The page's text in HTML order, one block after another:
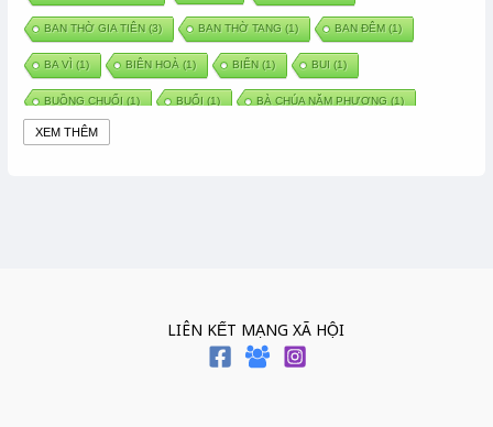
BAN THỜ GIA TIÊN (3) BAN THỜ TANG (1) BAN ĐÊM(1)
BA VÌ (1) BIÊN HOÀ (1) BIỂN (1) BUI (1)
BUỒNG CHUỐI (1) BUỔI (1) BÀ CHÚA NĂM PHƯƠNG (1)
BÀ CHÚA THÀNH ĐÔNG
BÁNH CHƯNG BÁNH DẦY
BÁNH TRÁNG (1) BÁNH TRÔI BÁNH CHAY
XEM THÊM
LIÊN KẾT MẠNG XÃ HỘI